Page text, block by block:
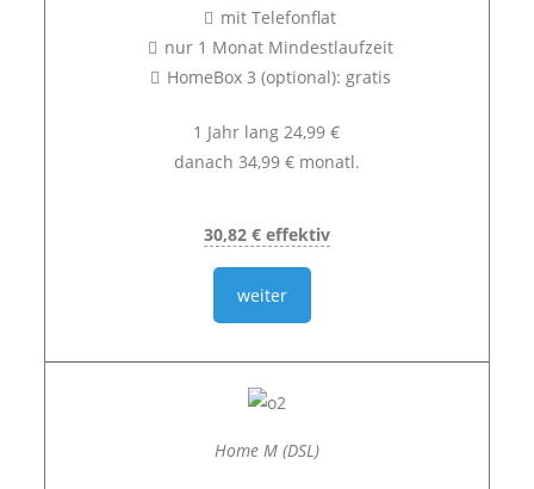
mit Telefonflat
nur 1 Monat Mindestlaufzeit
HomeBox 3 (optional): gratis
1 Jahr lang 24,99 €
danach 34,99 € monatl.
30,82 € effektiv
weiter
Home M (DSL)